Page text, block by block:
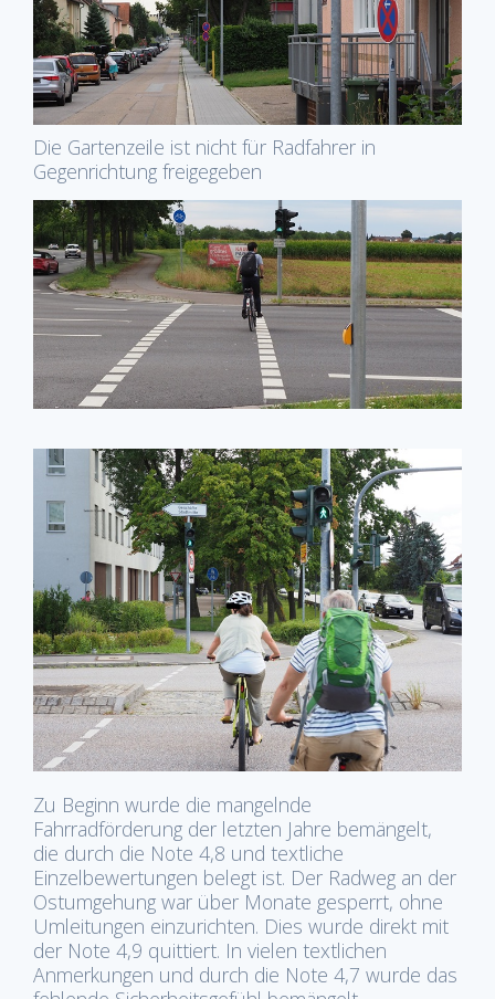
Die Gartenzeile ist nicht für Radfahrer in
Gegenrichtung freigegeben
Zu Beginn wurde die mangelnde
Fahrradförderung der letzten Jahre bemängelt,
die durch die Note 4,8 und textliche
Einzelbewertungen belegt ist. Der Radweg an der
Ostumgehung war über Monate gesperrt, ohne
Umleitungen einzurichten. Dies wurde direkt mit
der Note 4,9 quittiert. In vielen textlichen
Anmerkungen und durch die Note 4,7 wurde das